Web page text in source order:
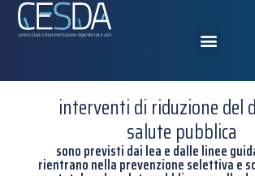
interventi di riduzione del
salute pubblica
sono previsti dai lea e dalle linee
rientrano nella prevenzione selettiva e